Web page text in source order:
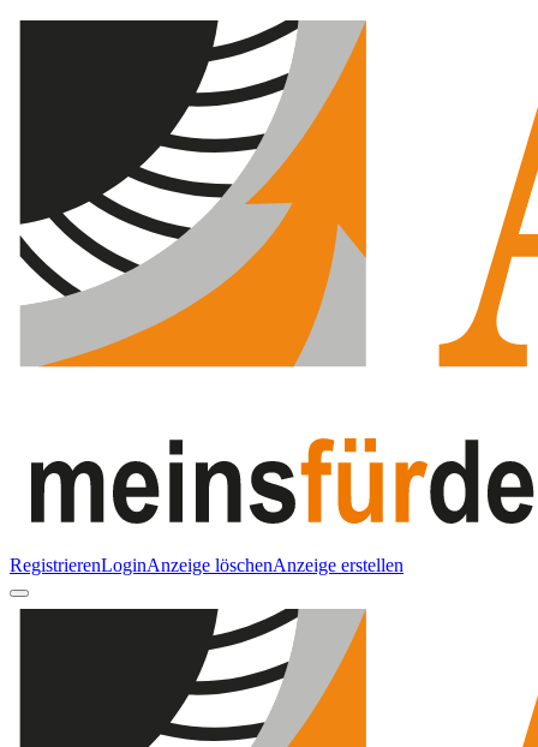
RegistrierenLoginAnzeige löschenAnzeige erstellen